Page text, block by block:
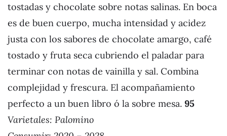
tostadas y chocolate sobre notas salinas. En boca
es de buen cuerpo, mucha intensidad y acidez
justa con los sabores de chocolate amargo, café
tostado y fruta seca cubriendo el paladar para
terminar con notas de vainilla y sal. Combina
complejidad y frescura. El acompañamiento
perfecto a un buen libro ó la sobre mesa. 95
Varietales: Palomino